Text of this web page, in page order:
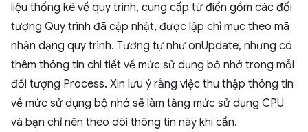
liệu thống kê về quy trình, cung cấp từ điển gồm các đối
tượng Quy trình đã cập nhật, được lập chỉ mục theo mã
nhận dạng quy trình. Tương tự như onUpdate, nhưng có
thêm thông tin chi tiết về mức sử dụng bộ nhớ trong mỗi
đối tượng Process. Xin lưu ý rằng việc thu thập thông tin
về mức sử dụng bộ nhớ sẽ làm tăng mức sử dụng CPU
và bạn chỉ nên theo dõi thông tin này khi cần.